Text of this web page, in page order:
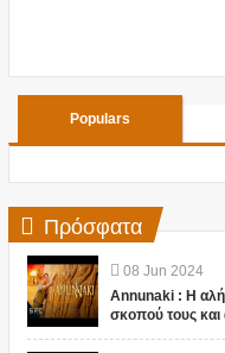
Populars
Πρόσφατα
08 Jun 2024
Annunaki : Η
σκοπού τους και